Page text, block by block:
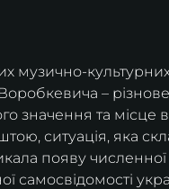
музично-
–
значення та місце в
ситуація, яка
появу численної
самосвідомості